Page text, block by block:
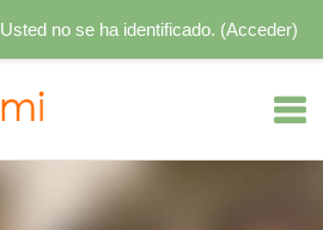
Usted no se ha identificado. (Acceder)